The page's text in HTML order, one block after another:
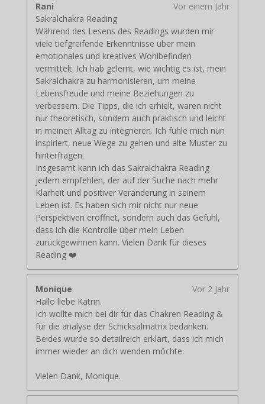
Rani
Vor einem Jahr
Sakralchakra Reading
Während des Lesens des Readings wurden mir
viele tiefgreifende Erkenntnisse über mein
emotionales und kreatives Wohlbefinden
vermittelt. Ich hab gelernt, wie wichtig es ist, mein
Sakralchakra zu harmonisieren, um meine
Lebensfreude und meine Beziehungen zu
verbessern. Die Tipps, die ich erhielt, waren nicht
nur theoretisch, sondern auch praktisch und leicht
in meinen Alltag zu integrieren. Ich fühle mich nun
inspiriert, neue Wege zu gehen und alte Muster zu
hinterfragen.
Insgesamt kann ich das Sakralchakra Reading
jedem empfehlen, der auf der Suche nach mehr
Klarheit und positiver Veränderung in seinem
Leben ist. Es haben sich mir nicht nur neue
Perspektiven eröffnet, sondern auch das Gefühl,
dass ich die Kontrolle über mein Leben
zurückgewinnen kann. Vielen Dank für dieses
Reading ❤️
Monique
Vor 2 Jahr
Hallo liebe Katrin.
Ich wollte mich bei dir für das Chakren Reading &
für die analyse der Schicksalmatrix bedanken.
Beides wurde so detailreich erklärt, dass ich mich
immer wieder an dich wenden möchte.
Vielen Dank, Monique.